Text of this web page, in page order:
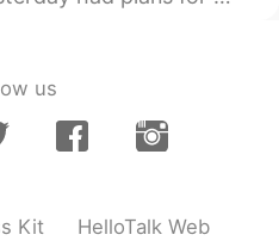
us
Kit HelloTalk Web